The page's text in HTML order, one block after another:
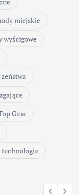
miejskie
wyścigowe
Gear
technologie